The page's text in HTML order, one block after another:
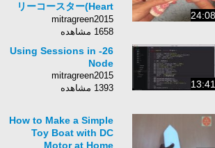
24:08
リーコースター(Heart
coaster)/easy crochet
mitragreen2015
1658 مشاهده
13:41
26- Using Sessions in
Node
mitragreen2015
1393 مشاهده
How to Make a Simple
Toy Boat with DC
Motor at Home